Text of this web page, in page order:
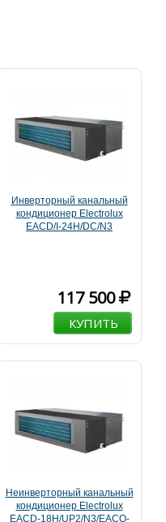
Инверторный канальный
кондиционер Electrolux
EACD/I-24H/DC/N3
117 500
КУПИТЬ
Неинверторный канальный
кондиционер Electrolux
EACD-18H/UP2/N3/EACO-